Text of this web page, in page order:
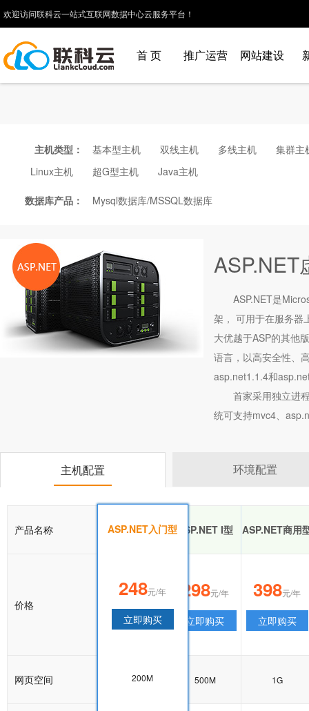
欢迎访问联科云一站式互联网数据中心云服务平台！
首 页 推广运营 网站建设
主机类型： 基本型主机 双线主机 多线主机
集群主
Linux主机
超G型主机 Java主机
数据库产品： Mysql数据库/MSSQL数据库
ASP.NET
ASP.NET是
架， 可用于在服务器
大优越于ASP的其他
语言，以高安全性、
asp.net1.1.4和
首家采用独立进
统可支持mvc4、
主机配置 环境配置
产品名称 ASP.NET入门型 ASP.NET I型 ASP.NET商用
价格
248元/年
立即购买
298元/年
立即购买
398元/年
立即购买
网页空间 200M 500M 1G
ASP.NET入门型
248元/年
立即购买
200M